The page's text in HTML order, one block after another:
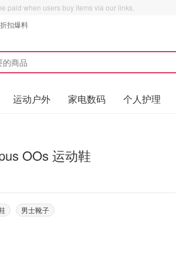
paid when users buy items via our links.
折扣爆料
运动户外 家电数码 个人护理
OOs 运动鞋
男士靴子